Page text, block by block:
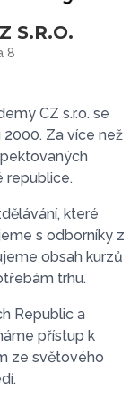
S.R.O.
8
CZ s.r.o. se
Za více než
republice.
které
s odborníky z
obsah kurzů
trhu.
Republic a
přístup k
ze světového